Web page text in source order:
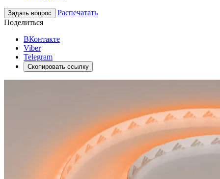
Задать вопрос
Распечатать
Поделиться
ВКонтакте
Viber
Telegram
Скопировать ссылку